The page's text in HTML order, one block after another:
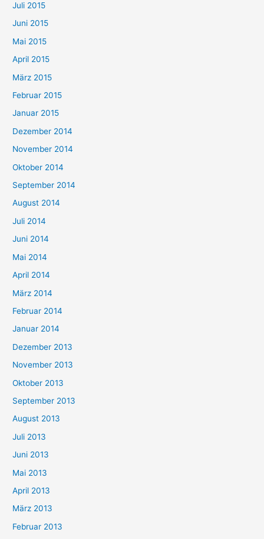
Juli 2015
Juni 2015
Mai 2015
April 2015
März 2015
Februar 2015
Januar 2015
Dezember 2014
November 2014
Oktober 2014
September 2014
August 2014
Juli 2014
Juni 2014
Mai 2014
April 2014
März 2014
Februar 2014
Januar 2014
Dezember 2013
November 2013
Oktober 2013
September 2013
August 2013
Juli 2013
Juni 2013
Mai 2013
April 2013
März 2013
Februar 2013